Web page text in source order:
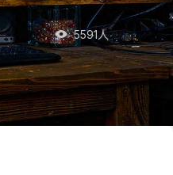
 5591人